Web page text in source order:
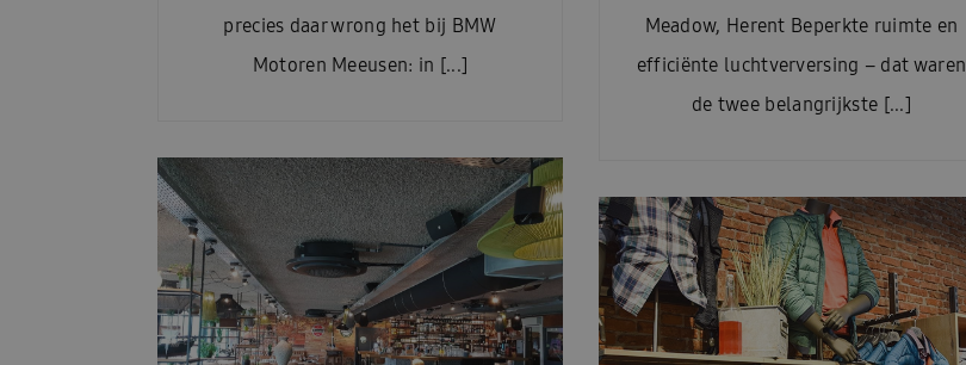
precies daar wrong het bij BMW
Motoren Meeusen: in [...]
Meadow, Herent Beperkte ruimte en
efficiënte luchtverversing – dat waren
de twee belangrijkste [...]